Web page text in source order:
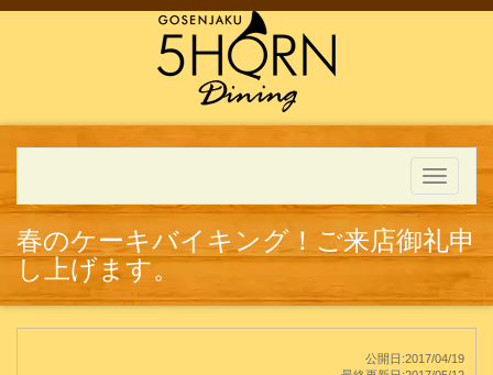
Toggle
春のケーキバイキング！ご来店御礼申
し上げます。
公開日:2017/04/19